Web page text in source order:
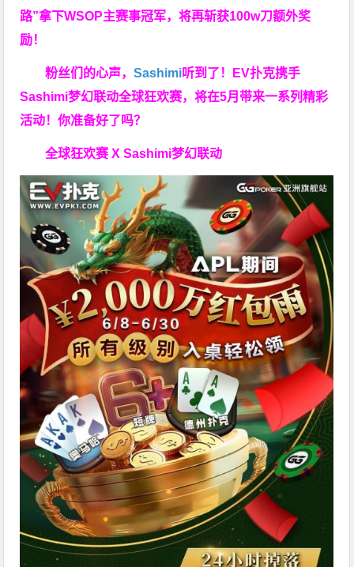
路”拿下WSOP主赛事冠军，将再斩获100w刀额外奖
励！
粉丝们的心声，Sashimi听到了！EV扑克携手
Sashimi梦幻联动全球狂欢赛，将在5月带来一系列精彩
活动！你准备好了吗？
全球狂欢赛 X Sashimi梦幻联动